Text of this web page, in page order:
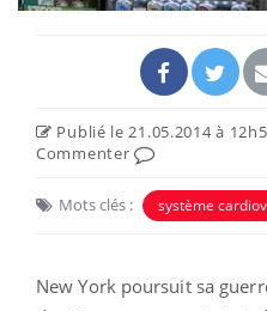
Publié le 21.05.2014 à
Commenter
Mots clés : système
New York poursuit sa